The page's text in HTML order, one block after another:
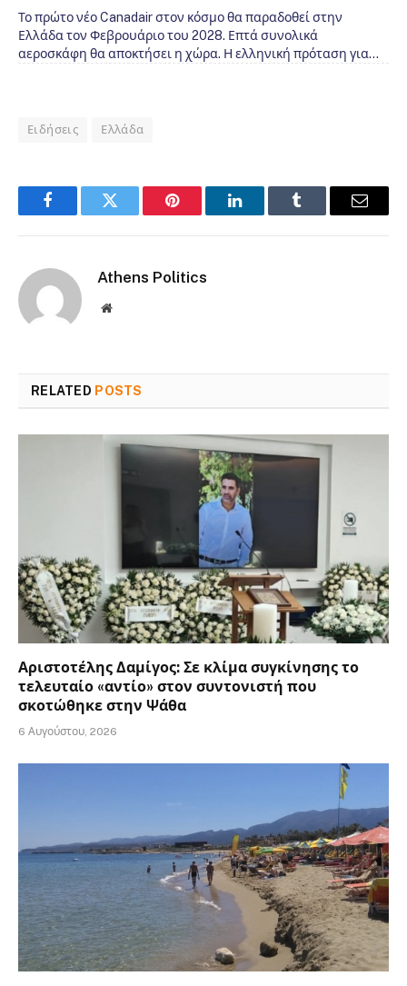
Το πρώτο νέο Canadair στον κόσμο θα παραδοθεί στην
Ελλάδα τον Φεβρουάριο του 2028. Επτά συνολικά
αεροσκάφη θα αποκτήσει η χώρα. Η ελληνική πρόταση για…
Ειδήσεις Ελλάδα
FacebookTwitter Pinterest LinkedInTumblr Email
Athens Politics
Website
RELATED POSTS
Αριστοτέλης Δαμίγος: Σε κλίμα συγκίνησης το
τελευταίο «αντίο» στον συντονιστή που
σκοτώθηκε στην Ψάθα
6 Αυγούστου, 2026